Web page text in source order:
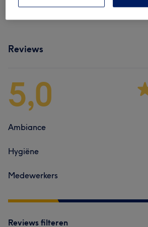
COMBI TREATMENTS (1)
Reviews
5,0
Ambiance
Hygiëne
Medewerkers
Reviews filteren